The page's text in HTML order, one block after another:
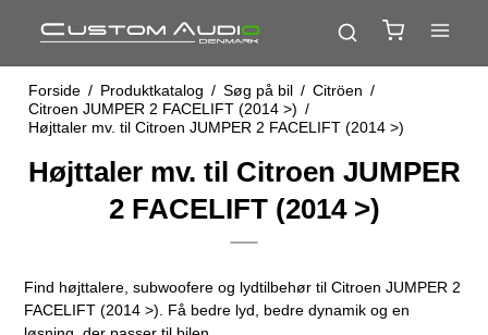
Forside / Produktkatalog / Søg på bil / Citröen /
Citroen JUMPER 2 FACELIFT (2014 >) /
Højttaler mv. til Citroen JUMPER 2 FACELIFT (2014 >)
Højttaler mv. til Citroen JUMPER
2 FACELIFT (2014 >)
Find højttalere, subwoofere og lydtilbehør til Citroen JUMPER 2
FACELIFT (2014 >). Få bedre lyd, bedre dynamik og en